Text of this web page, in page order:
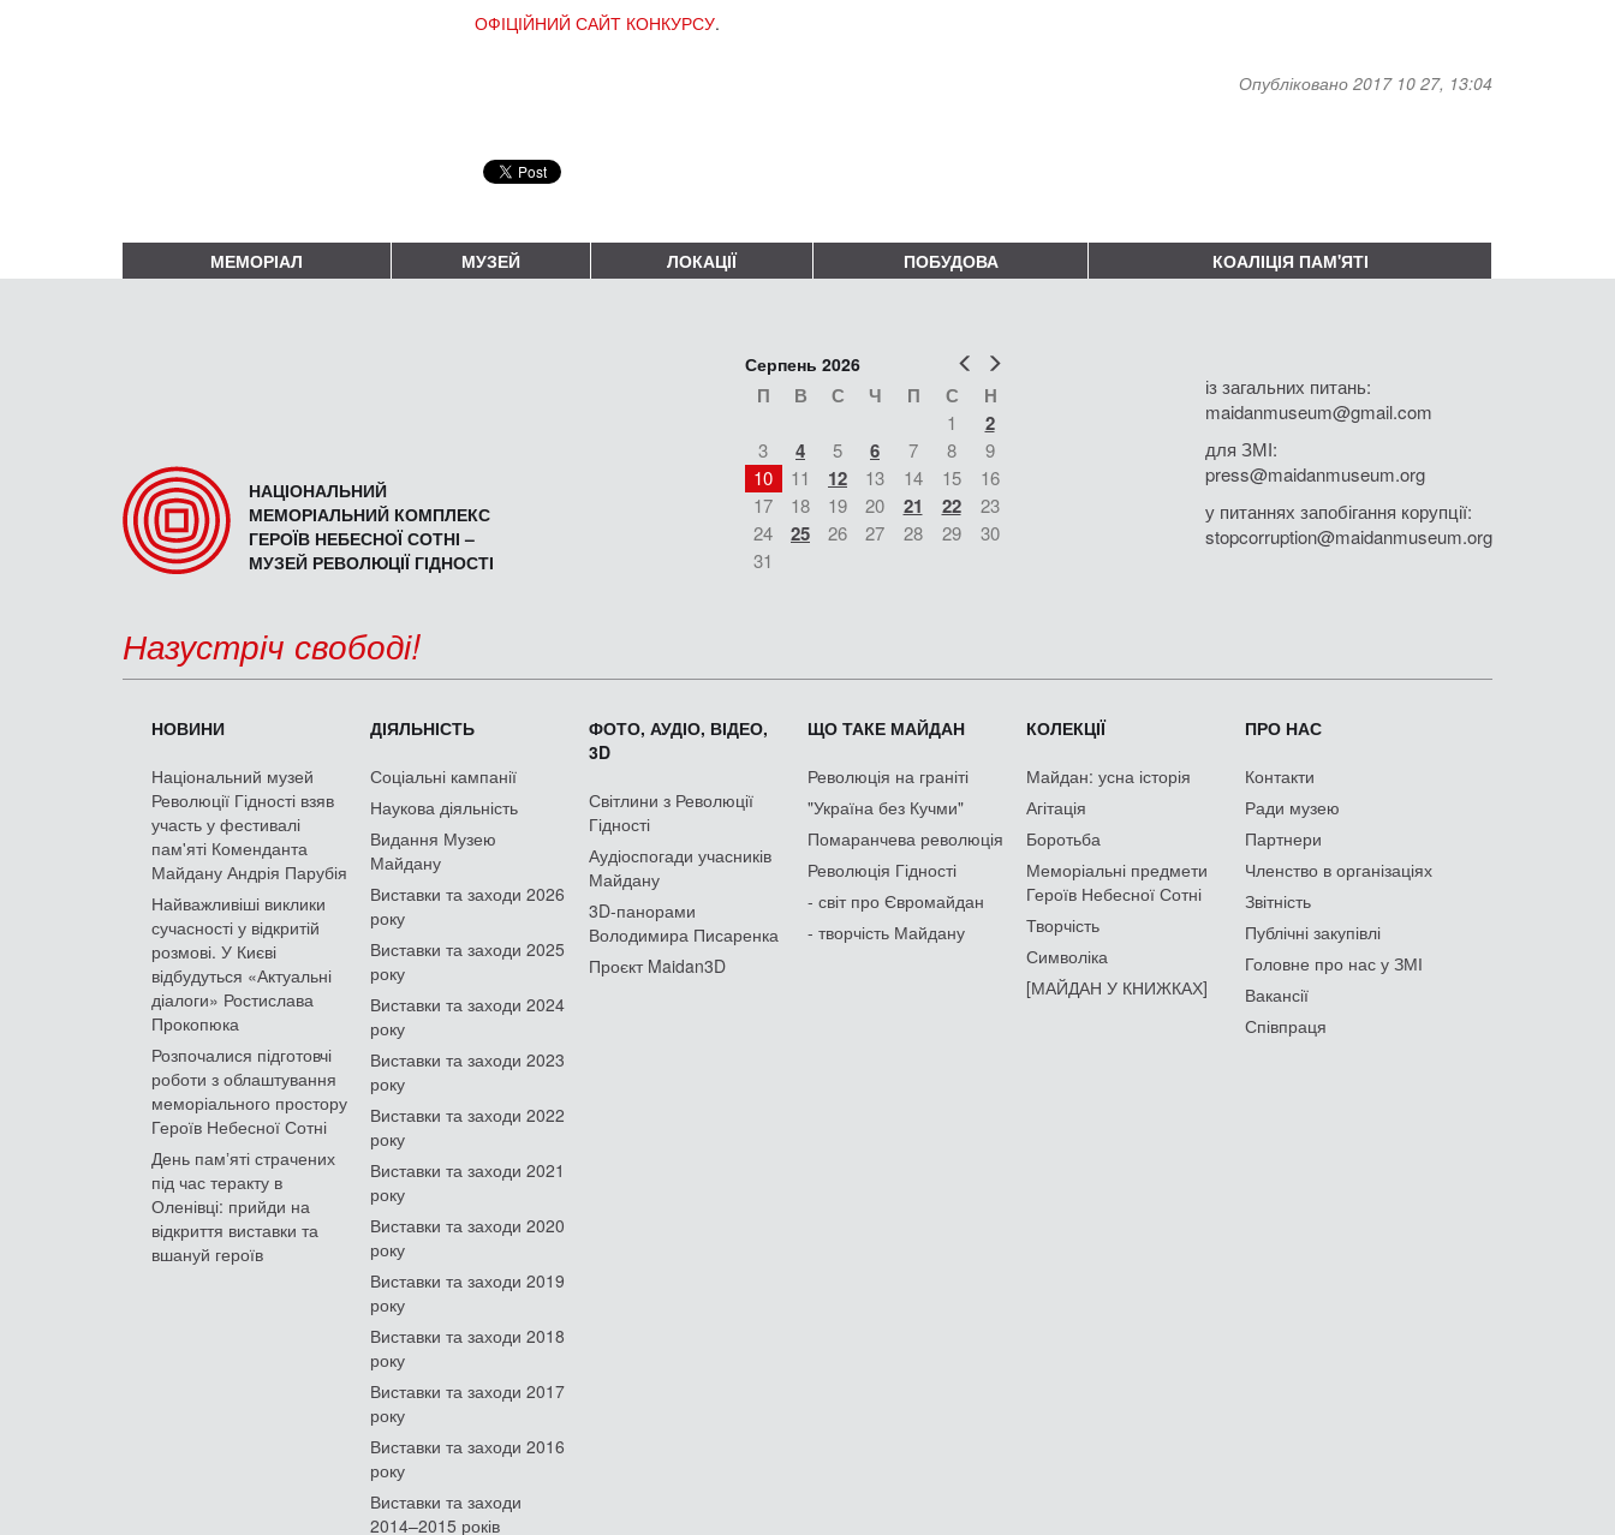
ОФІЦІЙНИЙ САЙТ КОНКУРСУ.
Опубліковано 2017 10 27, 13:04
МЕМОРІАЛ МУЗЕЙ ЛОКАЦІЇ ПОБУДОВА КОАЛІЦІЯ ПАМ'ЯТІ
НАЦІОНАЛЬНИЙ
МЕМОРІАЛЬНИЙ КОМПЛЕКС
ГЕРОЇВ НЕБЕСНОЇ СОТНІ –
МУЗЕЙ РЕВОЛЮЦІЇ ГІДНОСТІ
Попер
Серпень 2026
П В С Ч П С Н
1 2
3 4 5 6 7 8
9
10
11 12 13 14 15
16
17
18 19 20 21 22
23
24
25 26 27 28 29
30
31
із загальних питань:
maidanmuseum@gmail.com
для ЗМІ:
press@maidanmuseum.org
у питаннях запобігання корупції:
stopcorruption@maidanmuseum.org
Назустріч свободі!
НОВИНИ
Національний музей
Революції Гідності взяв
участь у фестивалі
пам'яті Коменданта
Майдану Андрія Парубія
Найважливіші виклики
сучасності у відкритій
розмові. У Києві
відбудуться «Актуальні
діалоги» Ростислава
Прокопюка
Розпочалися підготовчі
роботи з облаштування
меморіального простору
Героїв Небесної Сотні
День памʼяті страчених
під час теракту в
Оленівці: прийди на
відкриття виставки та
вшануй героїв
ДІЯЛЬНІСТЬ
Соціальні кампанії
Наукова діяльність
Видання Музею
Майдану
Виставки та заходи 2026
року
Виставки та заходи 2025
року
Виставки та заходи 2024
року
Виставки та заходи 2023
року
Виставки та заходи 2022
року
Виставки та заходи 2021
року
Виставки та заходи 2020
року
Виставки та заходи 2019
року
Виставки та заходи 2018
року
Виставки та заходи 2017
року
Виставки та заходи 2016
року
Виставки та заходи
2014–2015 років
ФОТО, АУДІО, ВІДЕО,
3D
Світлини з Революції
Гідності
Аудіоспогади учасників
Майдану
3D-панорами
Володимира Писаренка
Проєкт Maidan3D
ЩО ТАКЕ МАЙДАН
Революція на граніті
"Україна без Кучми"
Помаранчева революція
Революція Гідності
- світ про Євромайдан
- творчість Майдану
КОЛЕКЦІЇ
Майдан: усна історія
Агітація
Боротьба
Меморіальні предмети
Героїв Небесної Сотні
Творчість
Символіка
[МАЙДАН У КНИЖКАХ]
ПРО НАС
Контакти
Ради музею
Партнери
Членство в організаціях
Звітність
Публічні закупівлі
Головне про нас у ЗМІ
Вакансії
Співпраця